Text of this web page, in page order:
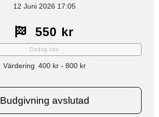
12 Juni 2026 17:05
550 kr
Deltog inte
Värdering 400 kr- 800 kr
Budgivning avslutad